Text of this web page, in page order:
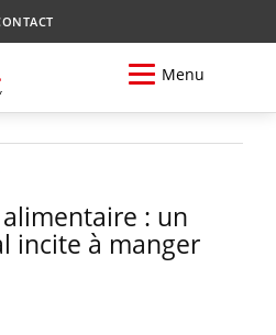
Menu
: un
incite à manger